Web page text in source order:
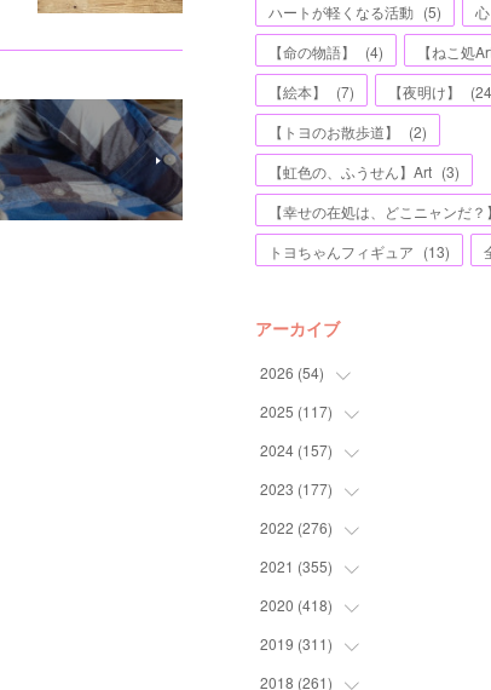
ハートが軽くなる活動 (5)
【命の物語】
(4) 【ねこ処Art
【絵本】
(7) 【夜明け】 (24
【トヨのお散歩道】
(2)
【虹色の、ふうせん】Art (3)
【幸せの在処は、どこニャンだ？】
トヨちゃんフィギュア (13)
アーカイブ
2026 (54)
(2)
(5)
(7)
(11
(8)
(6)
(8)
( 7)
2025 (117)
(11
(12
(12
(13
(6)
(5)
(3)
2024 (157)
(13
(13
(10
(13
(11
(11
2023 (177)
(20
(10
(11
(13
(15
2022 (276)
(17
(16
(21
(21
2021 (355)
(19
(12
(16
2020 (418)
(44
(59
2019 (311)
(25
2018 (261)